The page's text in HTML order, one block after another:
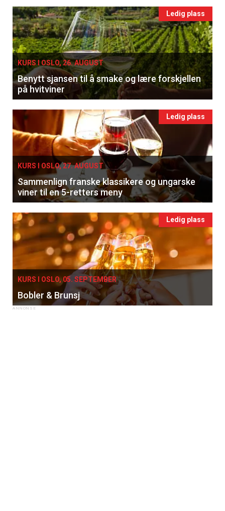
Ledig plass
KURS I OSLO, 26. AUGUST
Benytt sjansen til å smake og lære forskjellen
på hvitviner
Ledig plass
KURS I OSLO, 27. AUGUST
Sammenlign franske klassikere og ungarske
viner til en 5-retters meny
Ledig plass
KURS I OSLO, 05. SEPTEMBER
Bobler & Brunsj